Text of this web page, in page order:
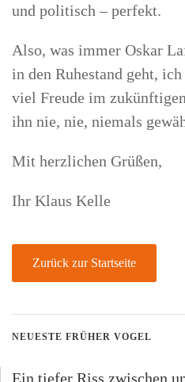
und politisch – perfekt.
Also, was immer Oskar
in den Ruhestand geht,
viel Freude im
ihn nie, nie, niemals
Mit herzlichen Grüßen,
Ihr Klaus Kelle
Zurück zur Startseite
NEUESTE FRÜHER VOGEL
Ein tiefer Riss zwischen